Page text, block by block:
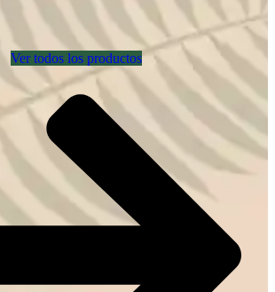
Ver todos los productos